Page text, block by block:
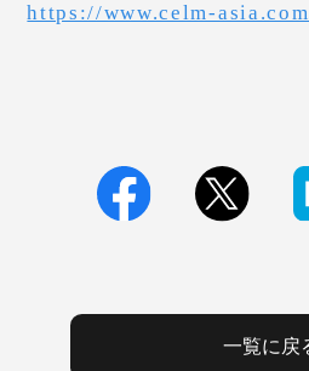
https://www.celm-
一覧に戻